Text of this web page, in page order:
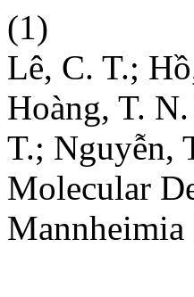
(1)
Lê, C. T.;
Hoàng, T.
T.; Nguyễn,
Molecular